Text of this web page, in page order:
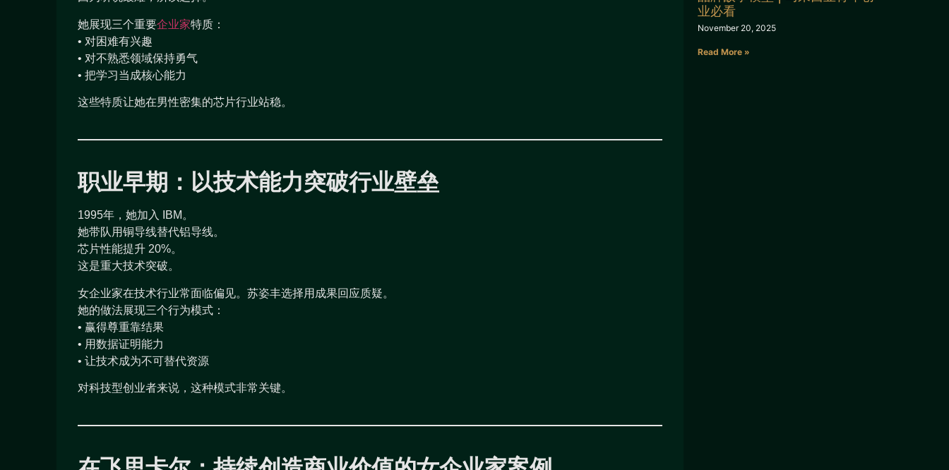
她展现三个重要企业家特质：
• 对困难有兴趣
• 对不熟悉领域保持勇气
• 把学习当成核心能力
这些特质让她在男性密集的芯片行业站稳。
职业早期：以技术能力突破行业壁垒
1995年，她加入 IBM。
她带队用铜导线替代铝导线。
芯片性能提升 20%。
这是重大技术突破。
女企业家在技术行业常面临偏见。苏姿丰选择用成果回应质疑。
她的做法展现三个行为模式：
• 赢得尊重靠结果
• 用数据证明能力
• 让技术成为不可替代资源
对科技型创业者来说，这种模式非常关键。
业必看
November 20, 2025
Read More »